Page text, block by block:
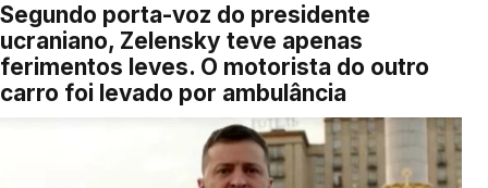
Segundo porta-voz do presidente
ucraniano, Zelensky teve apenas
ferimentos leves. O motorista do outro
carro foi levado por ambulância